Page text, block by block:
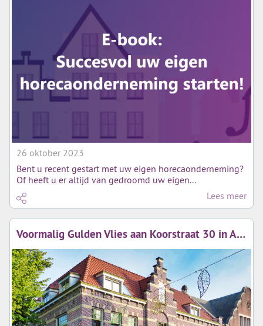
26 oktober 2023
Bent u recent gestart met uw eigen horecaonderneming?
Of heeft u er altijd van gedroomd uw eigen...
Lees meer
Voormalig Gulden Vlies aan Koorstraat 30 in Alkmaar genomineerd voor Puienprijs 2023!